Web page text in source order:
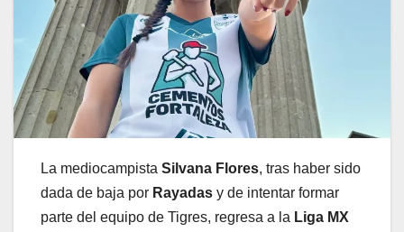
La mediocampista Silvana Flores, tras haber sido
dada de baja por Rayadas y de intentar formar
parte del equipo de Tigres, regresa a la Liga MX